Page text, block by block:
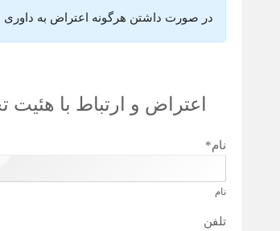
در صورت داشتن هرگونه اعتراض به داوری
اعتراض و ارتباط با هئیت
نام*
نام
تلفن